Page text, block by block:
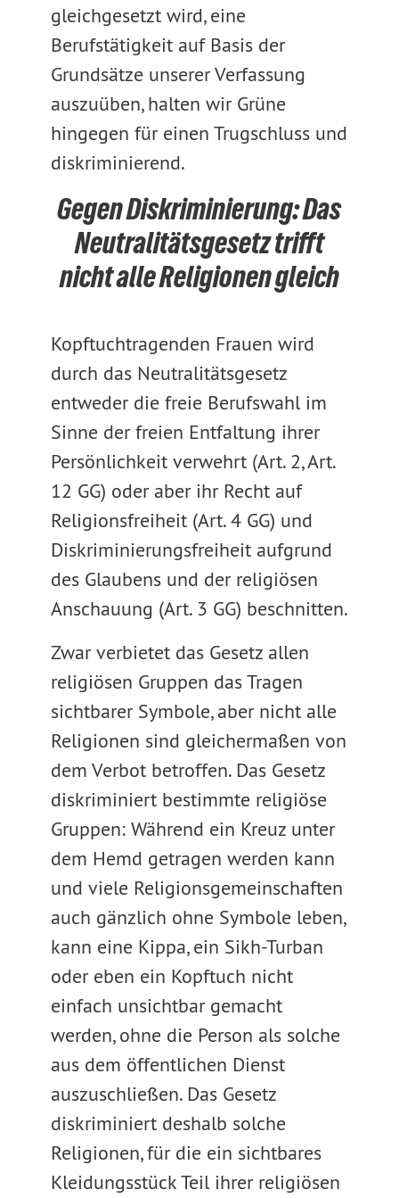
gleichgesetzt wird, eine
Berufstätigkeit auf Basis der
Grundsätze unserer Verfassung
auszuüben, halten wir Grüne
hingegen für einen Trugschluss und
diskriminierend.
Gegen Diskriminierung: Das
Neutralitätsgesetz trifft
nicht alle Religionen gleich
Kopftuchtragenden Frauen wird
durch das Neutralitätsgesetz
entweder die freie Berufswahl im
Sinne der freien Entfaltung ihrer
Persönlichkeit verwehrt (Art. 2, Art.
12 GG) oder aber ihr Recht auf
Religionsfreiheit (Art. 4 GG) und
Diskriminierungsfreiheit aufgrund
des Glaubens und der religiösen
Anschauung (Art. 3 GG) beschnitten.
Zwar verbietet das Gesetz allen
religiösen Gruppen das Tragen
sichtbarer Symbole, aber nicht alle
Religionen sind gleichermaßen von
dem Verbot betroffen. Das Gesetz
diskriminiert bestimmte religiöse
Gruppen: Während ein Kreuz unter
dem Hemd getragen werden kann
und viele Religionsgemeinschaften
auch gänzlich ohne Symbole leben,
kann eine Kippa, ein Sikh-Turban
oder eben ein Kopftuch nicht
einfach unsichtbar gemacht
werden, ohne die Person als solche
aus dem öffentlichen Dienst
auszuschließen. Das Gesetz
diskriminiert deshalb solche
Religionen, für die ein sichtbares
Kleidungsstück Teil ihrer religiösen